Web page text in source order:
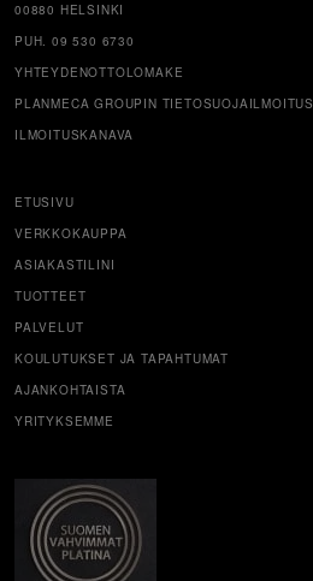
00880 HELSINKI
PUH. 09 530 6730
YHTEYDENOTTOLOMAKE
PLANMECA GROUPIN TIETOSUOJAILMOITUS
ILMOITUSKANAVA
ETUSIVU
VERKKOKAUPPA
ASIAKASTILINI
TUOTTEET
PALVELUT
KOULUTUKSET JA TAPAHTUMAT
AJANKOHTAISTA
YRITYKSEMME